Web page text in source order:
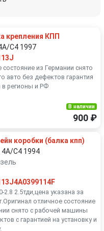
крепления КПП
C4 1997
состояние из Германии снято
авто без дефектов гарантия
в регионы и РФ
В наличии
900 ₽
коробки (балка кпп)
4A/C4 1994
2.8 2.5тди,цена указана за
отличное состояние
снято с рабочей машины
с гарантией на установку и